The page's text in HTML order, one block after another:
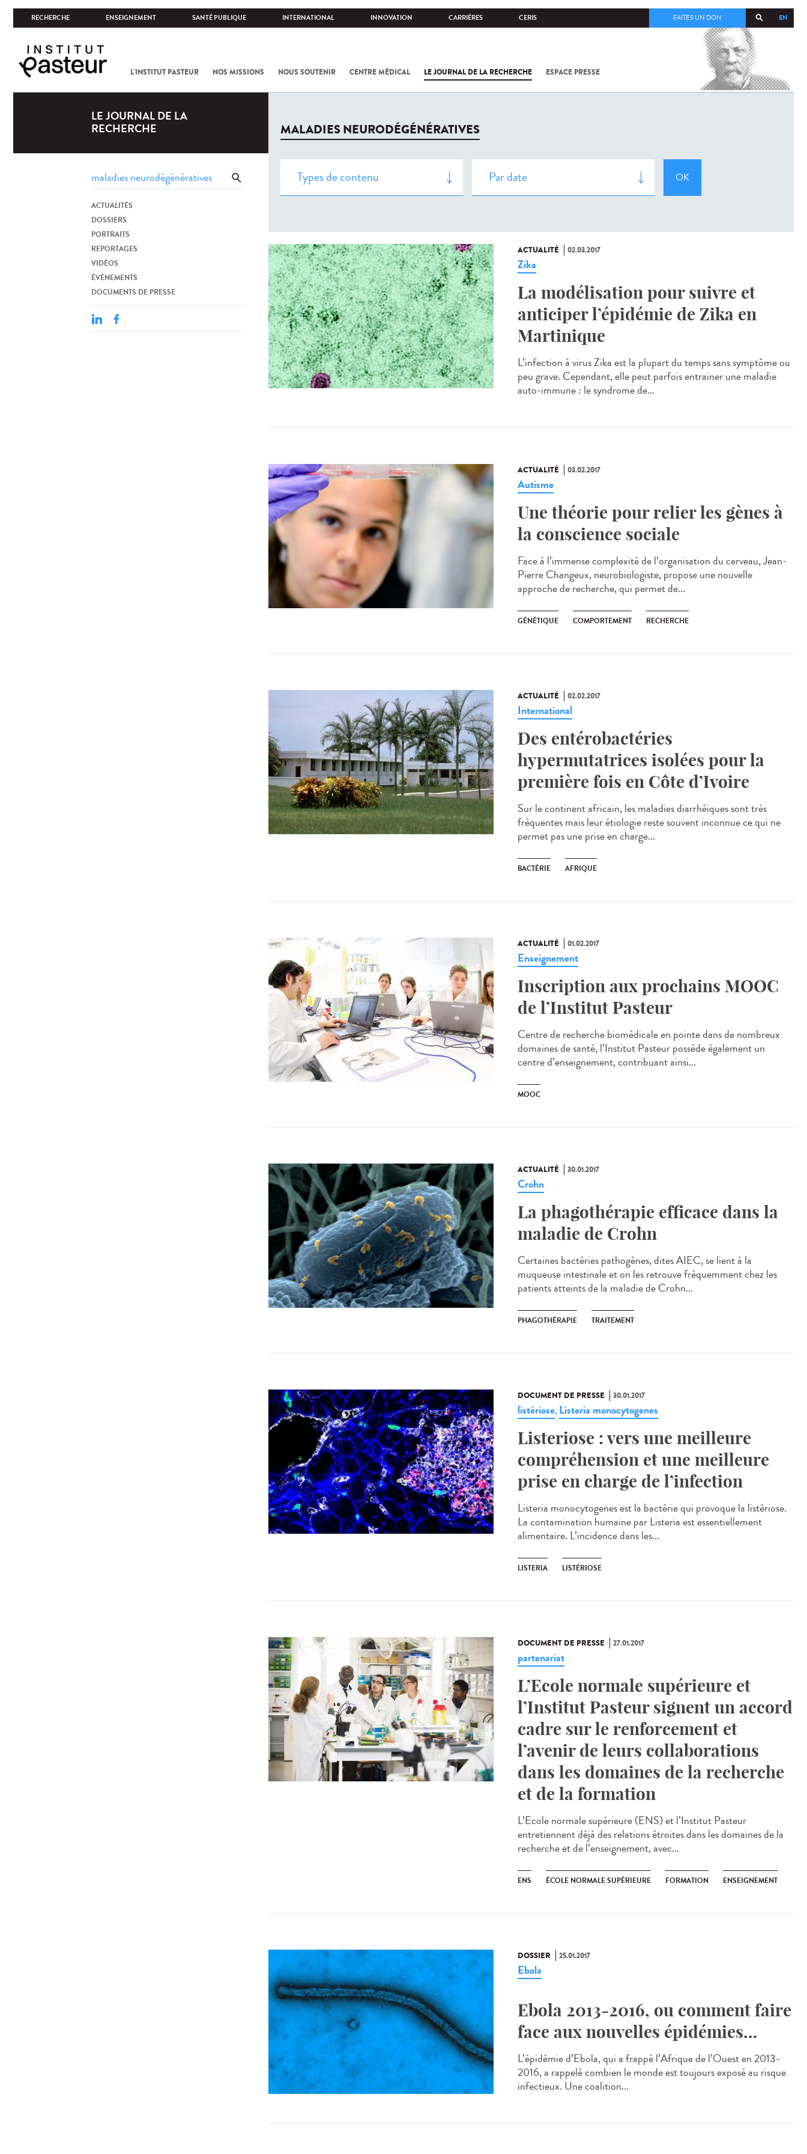
RECHERCHE ENSEIGNEMENT SANTÉ PUBLIQUE INTERNATIONAL INNOVATION CARRIÈRES CERIS EN
FAITES UN DON
L'INSTITUT PASTEUR NOS MISSIONS NOUS SOUTENIR CENTRE MÉDICAL LE JOURNAL DE LA RECHERCHE ESPACE PRESSE
COV-2 /
LE JOURNAL DE LA
RECHERCHE
ACTUALITÉS
DOSSIERS
PORTRAITS
REPORTAGES
VIDÉOS
ÉVÉNEMENTS
DOCUMENTS DE PRESSE
MALADIES NEURODÉGÉNÉRATIVES
ACTUALITÉ 02.03.2017
Zika
La modélisation pour suivre et
anticiper l’épidémie de Zika en
Martinique
L’infection à virus Zika est la plupart du temps sans symptôme ou
peu grave. Cependant, elle peut parfois entrainer une maladie
auto-immune : le syndrome de...
ACTUALITÉ 03.02.2017
Autisme
Une théorie pour relier les gènes à
la conscience sociale
Face à l’immense complexité de l’organisation du cerveau, Jean-
Pierre Changeux, neurobiologiste, propose une nouvelle
approche de recherche, qui permet de...
GÉNÉTIQUE COMPORTEMENT RECHERCHE
ACTUALITÉ 02.02.2017
International
Des entérobactéries
hypermutatrices isolées pour la
première fois en Côte d’Ivoire
Sur le continent africain, les maladies diarrhéiques sont très
fréquentes mais leur étiologie reste souvent inconnue ce qui ne
permet pas une prise en charge...
BACTÉRIE AFRIQUE
ACTUALITÉ 01.02.2017
Enseignement
Inscription aux prochains MOOC
de l’Institut Pasteur
Centre de recherche biomédicale en pointe dans de nombreux
domaines de santé, l’Institut Pasteur possède également un
centre d’enseignement, contribuant ainsi...
MOOC
ACTUALITÉ 30.01.2017
Crohn
La phagothérapie efficace dans la
maladie de Crohn
Certaines bactéries pathogènes, dites AIEC, se lient à la
muqueuse intestinale et on les retrouve fréquemment chez les
patients atteints de la maladie de Crohn...
PHAGOTHÉRAPIE TRAITEMENT
DOCUMENT DE PRESSE 30.01.2017
listériose, Listeria monocytogenes
Listeriose : vers une meilleure
compréhension et une meilleure
prise en charge de l’infection
Listeria monocytogenes est la bactérie qui provoque la listériose.
La contamination humaine par Listeria est essentiellement
alimentaire. L’incidence dans les...
LISTERIA LISTÉRIOSE
DOCUMENT DE PRESSE 27.01.2017
partenariat
L’Ecole normale supérieure et
l’Institut Pasteur signent un accord
cadre sur le renforcement et
l’avenir de leurs collaborations
dans les domaines de la recherche
et de la formation
L’Ecole normale supérieure (ENS) et l’Institut Pasteur
entretiennent déjà des relations étroites dans les domaines de la
recherche et de l’enseignement, avec...
ENS ÉCOLE NORMALE SUPÉRIEURE FORMATION ENSEIGNEMENT
DOSSIER 25.01.2017
Ebola
Ebola 2013-2016, ou comment faire
face aux nouvelles épidémies…
L’épidémie d’Ebola, qui a frappé l’Afrique de l’Ouest en 2013-
2016, a rappelé combien le monde est toujours exposé au risque
infectieux. Une coalition...